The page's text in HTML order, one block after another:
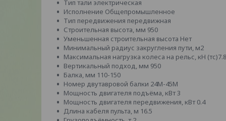
Тип тали электрическая
Исполнение Общепромышленное
Тип передвижения передвижная
Строительная высота, мм 950
Уменьшенная строительная высота Нет
Минимальный радиус закругления пути, м2
Максимальная нагрузка колеса на рельс, кН
Вертикальный подход, мм 950
Балка, мм 110-150
Номер двутавровой балки 24М-45М
Мощность двигателя подъёма, кВт 3
Мощность двигателя передвижения, кВт 0.4
Длина кабеля пульта, м 16.5